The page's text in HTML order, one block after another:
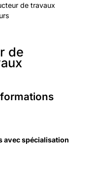
de travaux
de
avec spécialisation